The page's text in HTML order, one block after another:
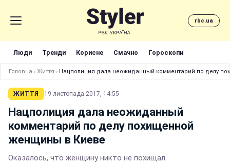
rbc.ua
Люди Тренди Корисне Смачно Гороскопи
Головна › Життя › Нацполиция дала неожиданный комментарий по делу
ЖИТТЯ 19 листопада 2017, 14:55
Нацполиция дала неожиданный
комментарий по делу похищенной
женщины в Киеве
Оказалось, что женщину никто не похищал